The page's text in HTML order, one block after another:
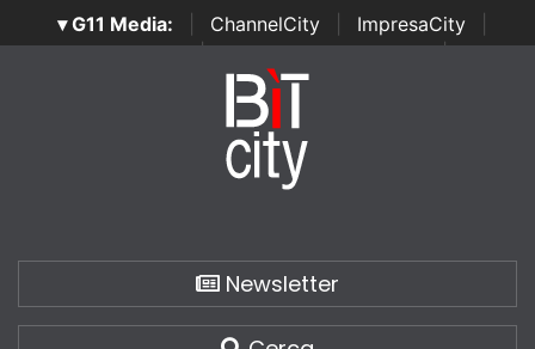
▾ G11 Media: ChannelCity ImpresaCity
SecurityOpenLab | Italian Channel Awards | Italian
Italian Security Awards
Newsletter